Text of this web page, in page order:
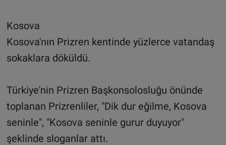
Kosova
Kosova'nın Prizren kentinde yüzlerce vatandaş
sokaklara döküldü.
Türkiye'nin Prizren Başkonsolosluğu önünde
toplanan Prizrenliler, "Dik dur eğilme, Kosova
seninle", "Kosova seninle gurur duyuyor"
şeklinde sloganlar attı.